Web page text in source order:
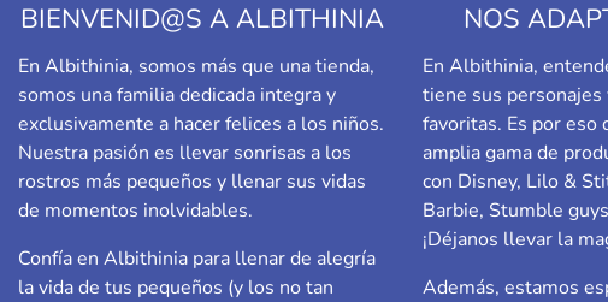
BIENVENID@S A ALBITHINIA
En Albithinia, somos más que una tienda,
somos una familia dedicada integra y
exclusivamente a hacer felices a los niños.
Nuestra pasión es llevar sonrisas a los
rostros más pequeños y llenar sus vidas
de momentos inolvidables.
Confía en Albithinia para llenar de alegría
la vida de tus pequeños (y los no tan
NOS
En Albithinia,
tiene sus personajes
favoritas. Es por eso
amplia gama de
con Disney, Lilo &
Barbie, Stumble guys
¡Déjanos llevar la
Además, estamos